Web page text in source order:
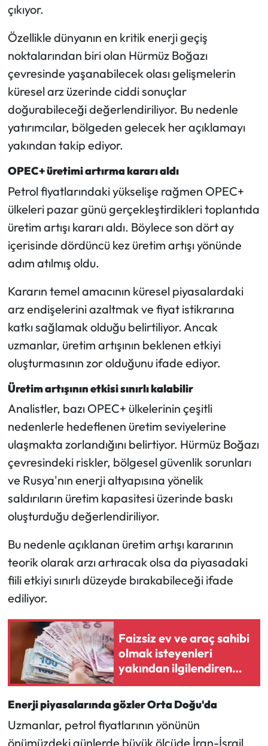
çıkıyor.
Özellikle dünyanın en kritik enerji geçiş
noktalarından biri olan Hürmüz Boğazı
çevresinde yaşanabilecek olası gelişmelerin
küresel arz üzerinde ciddi sonuçlar
doğurabileceği değerlendiriliyor. Bu nedenle
yatırımcılar, bölgeden gelecek her açıklamayı
yakından takip ediyor.
OPEC+ üretimi artırma kararı aldı
Petrol fiyatlarındaki yükselişe rağmen OPEC+
ülkeleri pazar günü gerçekleştirdikleri toplantıda
üretim artışı kararı aldı. Böylece son dört ay
içerisinde dördüncü kez üretim artışı yönünde
adım atılmış oldu.
Kararın temel amacının küresel piyasalardaki
arz endişelerini azaltmak ve fiyat istikrarına
katkı sağlamak olduğu belirtiliyor. Ancak
uzmanlar, üretim artışının beklenen etkiyi
oluşturmasının zor olduğunu ifade ediyor.
Üretim artışının etkisi sınırlı kalabilir
Analistler, bazı OPEC+ ülkelerinin çeşitli
nedenlerle hedeflenen üretim seviyelerine
ulaşmakta zorlandığını belirtiyor. Hürmüz Boğazı
çevresindeki riskler, bölgesel güvenlik sorunları
ve Rusya'nın enerji altyapısına yönelik
saldırıların üretim kapasitesi üzerinde baskı
oluşturduğu değerlendiriliyor.
Bu nedenle açıklanan üretim artışı kararının
teorik olarak arzı artıracak olsa da piyasadaki
fiili etkiyi sınırlı düzeyde bırakabileceği ifade
ediliyor.
Faizsiz ev ve araç sahibi
olmak isteyenleri
yakından ilgilendiren
yeni düzenleme
Enerji piyasalarında gözler Orta Doğu'da
Uzmanlar, petrol fiyatlarının yönünün
önümüzdeki günlerde büyük ölçüde İran-İsrail